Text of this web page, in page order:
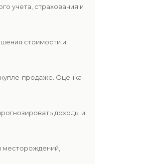
учета, страхования и
стоимости и
купле-продаже. Оценка
доходы и
месторождений,